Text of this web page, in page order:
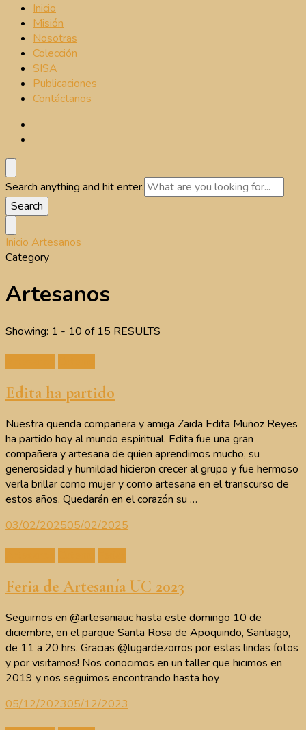
Inicio
Misión
Nosotras
Colección
SISA
Publicaciones
Contáctanos
Looking
for
Something?
Search anything and hit enter.
Inicio Artesanos
Category
Artesanos
Showing: 1 - 10 of 15 RESULTS
Edita ha partido
Nuestra querida compañera y amiga Zaida Edita Muñoz Reyes
ha partido hoy al mundo espiritual. Edita fue una gran
compañera y artesana de quien aprendimos mucho, su
generosidad y humildad hicieron crecer al grupo y fue hermoso
verla brillar como mujer y como artesana en el transcurso de
estos años. Quedarán en el corazón su …
03/02/202505/02/2025
Feria de Artesanía UC 2023
Seguimos en @artesaniauc hasta este domingo 10 de
diciembre, en el parque Santa Rosa de Apoquindo, Santiago,
de 11 a 20 hrs. Gracias @lugardezorros por estas lindas fotos
y por visitarnos! Nos conocimos en un taller que hicimos en
2019 y nos seguimos encontrando hasta hoy
05/12/202305/12/2023